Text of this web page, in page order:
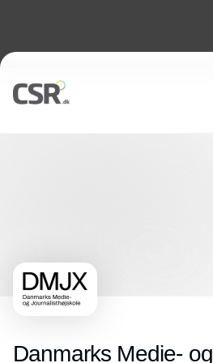
Danmarks Medie- og